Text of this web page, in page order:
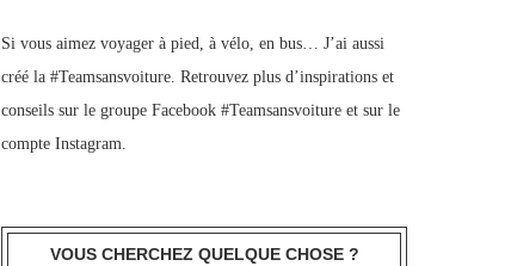
Si vous aimez voyager à pied, à vélo, en bus… J’ai aussi
créé la #Teamsansvoiture. Retrouvez plus d’inspirations et
conseils sur le groupe Facebook #Teamsansvoiture et sur le
compte Instagram.
VOUS CHERCHEZ QUELQUE CHOSE ?